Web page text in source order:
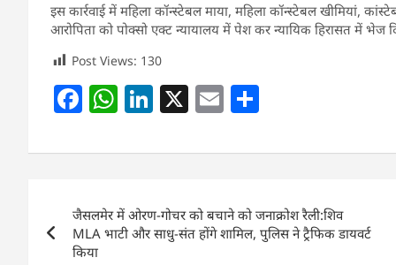
इस कार्रवाई में महिला कॉन्स्टेबल माया, महिला कॉन्स्टेबल खीमियां,
आरोपिता को पोक्सो एक्ट न्यायालय में पेश कर न्यायिक हिरासत में भेज
Post Views: 130
F
c
b
o
W
at
A
p
Li
k
dI
n
X E
ai ar
navigation
जैसलमेर में ओरण-गोचर को बचाने को जनाक्रोश रैली:शिव
MLA भाटी और साधु-संत होंगे शामिल, पुलिस ने ट्रैफिक डायवर्ट
किया